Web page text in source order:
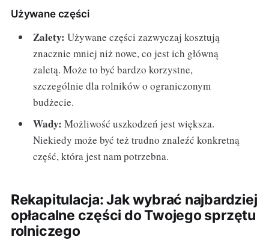
Używane części
Zalety: Używane części zazwyczaj kosztują
znacznie mniej niż nowe, co jest ich główną
zaletą. Może to być bardzo korzystne,
szczególnie dla rolników o ograniczonym
budżecie.
Wady: Możliwość uszkodzeń jest większa.
Niekiedy może być też trudno znaleźć konkretną
część, która jest nam potrzebna.
Rekapitulacja: Jak wybrać najbardziej
opłacalne części do Twojego sprzętu
rolniczego